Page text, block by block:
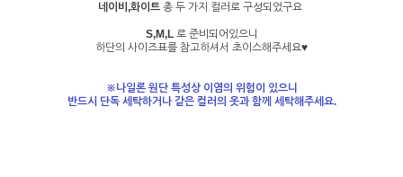
네이비,화이트 총 두 가지 컬러로 구성되었구요
S,M,L로 준비되어있으니
하단의 사이즈표를 참고하셔서 초이스해주세요♥
※나일론 원단 특성상 이염의 위험이 있으니
반드시 단독 세탁하거나 같은 컬러의 옷과 함께 세탁해주세요.